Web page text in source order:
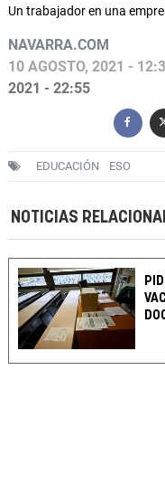
Un trabajador en una
NAVARRA.COM
10 AGOSTO, 2021 -
2021 - 22:55
EDUCACIÓN ESO
NOTICIAS